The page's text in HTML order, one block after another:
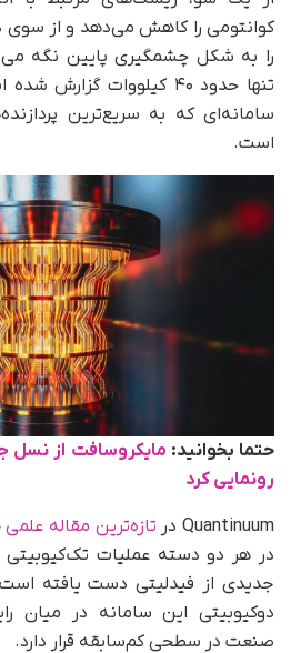
کوانتومی را کاهش می‌دهد و از سوی
را به شکل چشمگیری پایین نگه
تنها حدود ۴۰ کیلووات
سامانه‌ای که به سریع‌ترین
است.
حتما بخوانید: مایکروسافت از نسل
رونمایی کرد
Quantinuum در تازه‌ترین مقاله علمی
در هر دو دسته عملیات تک‌کیوبیتی
جدیدی از فیدلیتی دست یافته
دوکیوبیتی این سامانه در میان
صنعت در سطحی کم‌سابقه قرار دارد.